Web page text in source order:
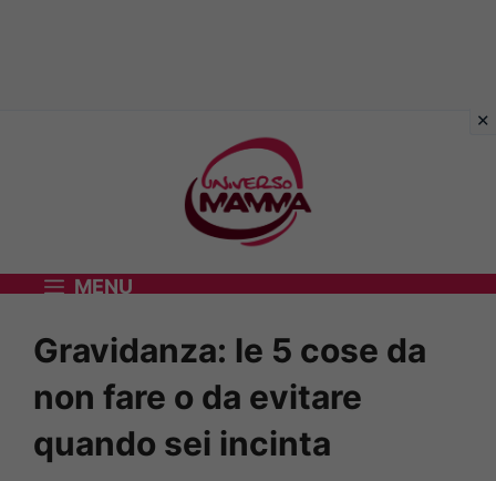
MENU
Gravidanza: le 5 cose da
non fare o da evitare
quando sei incinta